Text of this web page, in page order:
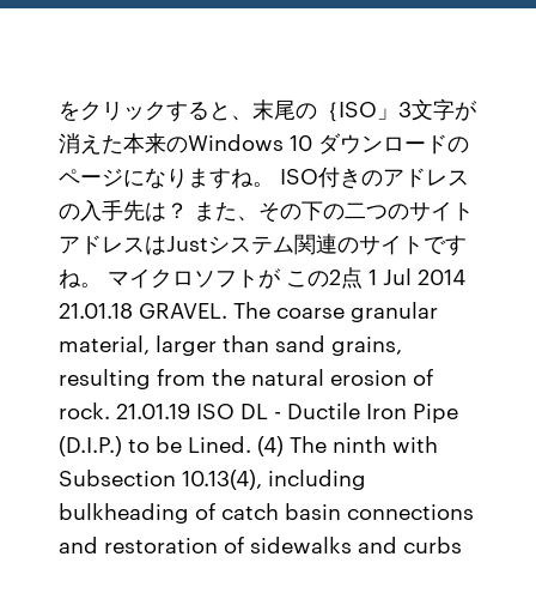
をクリックすると、末尾の｛ISO」3文字が
消えた本来のWindows 10 ダウンロードの
ページになりますね。 ISO付きのアドレス
の入手先は？ また、その下の二つのサイト
アドレスはJustシステム関連のサイトです
ね。 マイクロソフトが この2点 1 Jul 2014
21.01.18 GRAVEL. The coarse granular
material, larger than sand grains,
resulting from the natural erosion of
rock. 21.01.19 ISO DL - Ductile Iron Pipe
(D.I.P.) to be Lined. (4) The ninth with
Subsection 10.13(4), including
bulkheading of catch basin connections
and restoration of sidewalks and curbs